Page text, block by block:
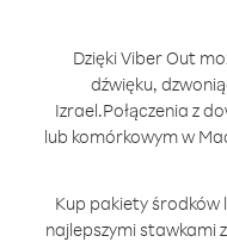
Dzięki Viber Out
dźwięku,
Izrael.Połączenia z
lub komórkowym w
Kup pakiety środków
najlepszymi stawkami